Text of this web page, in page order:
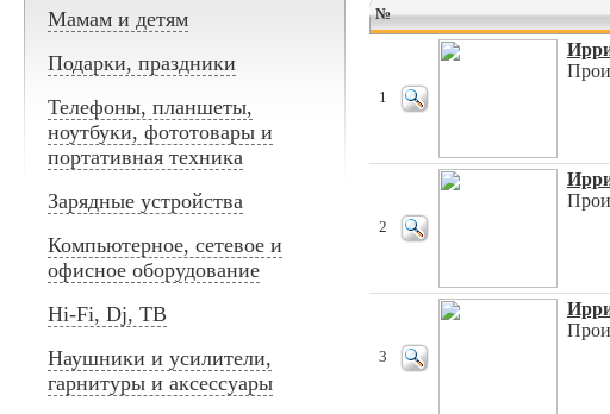
Мамам и детям
Подарки, праздники
Телефоны, планшеты,
ноутбуки, фототовары и
портативная техника
Зарядные устройства
Компьютерное, сетевое и
офисное оборудование
Hi-Fi, Dj, ТВ
Наушники и усилители,
гарнитуры и аксессуары
№
1
2
3